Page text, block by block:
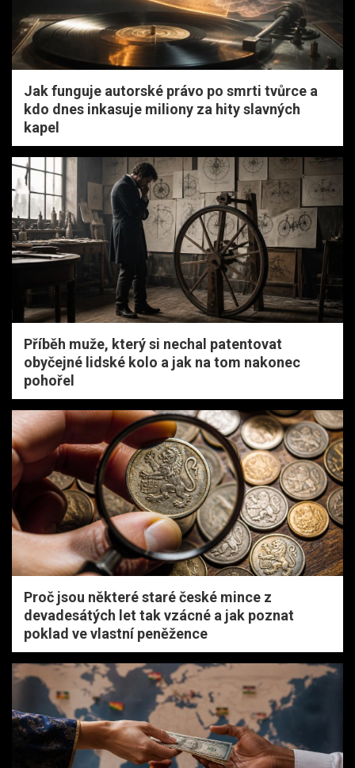
Jak funguje autorské právo po smrti tvůrce a
kdo dnes inkasuje miliony za hity slavných
kapel
Příběh muže, který si nechal patentovat
obyčejné lidské kolo a jak na tom nakonec
pohořel
Proč jsou některé staré české mince z
devadesátých let tak vzácné a jak poznat
poklad ve vlastní peněžence